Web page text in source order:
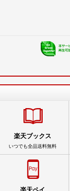
楽天ブックス
いつでも全品送料無料